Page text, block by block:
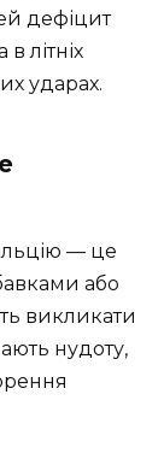
дефіцит
літніх
ударах.
— це
або
викликати
нудоту,